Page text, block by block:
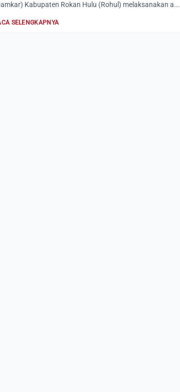
Kabupaten Rokan Hulu (Rohul) melaksanakan a...
SELENGKAPNYA